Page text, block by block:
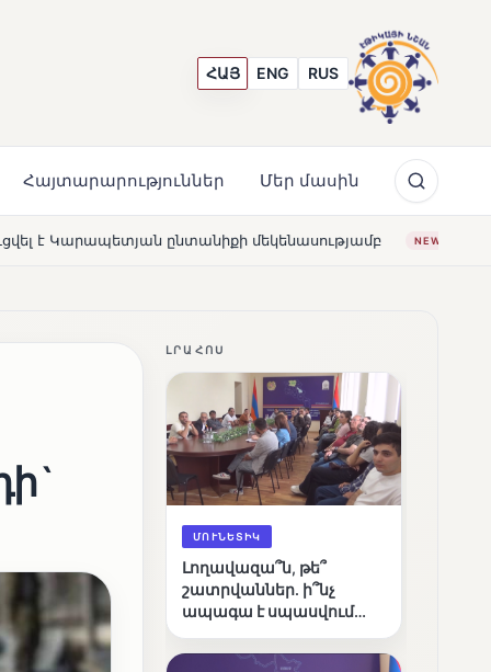
ՀԱՅ ENG RUS
Հայտարարություններ Մեր մասին
մեկենասությամբ NEWS Լողավազա՞ն, թե՞
ԼՐԱՀՈՍ
ՄՈՒՆԵՏԻԿ
Լողավազա՞ն, թե՞
շատրվաններ. ի՞նչ
ապագա է սպասվում
լճին